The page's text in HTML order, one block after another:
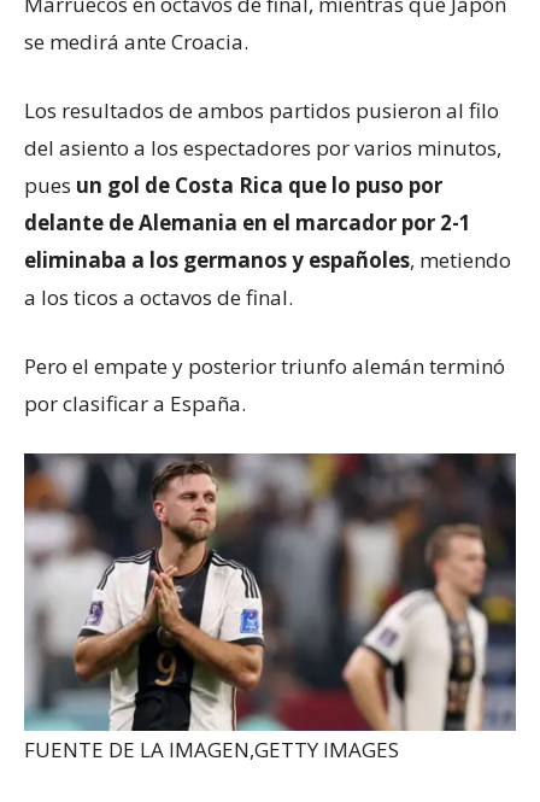
se medirá ante Croacia.
Los resultados de ambos partidos pusieron al filo
del asiento a los espectadores por varios minutos,
pues un gol de Costa Rica que lo puso por
delante de Alemania en el marcador por 2-1
eliminaba a los germanosy españoles, metiendo
a los ticos a octavos de final.
Pero el empate y posterior triunfo alemán terminó
por clasificar a España.
FUENTE DE LA IMAGEN,GETTY IMAGES